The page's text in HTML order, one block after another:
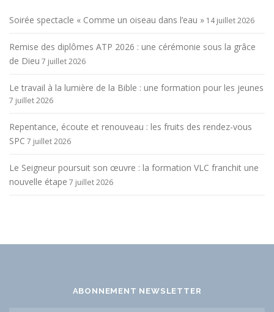
Soirée spectacle « Comme un oiseau dans l’eau » 14 juillet 2026
Remise des diplômes ATP 2026 : une cérémonie sous la grâce
de Dieu 7 juillet 2026
Le travail à la lumière de la Bible : une formation pour les jeunes
7 juillet 2026
Repentance, écoute et renouveau : les fruits des rendez-vous
SPC 7 juillet 2026
Le Seigneur poursuit son œuvre : la formation VLC franchit une
nouvelle étape 7 juillet 2026
ABONNEMENT NEWSLETTER